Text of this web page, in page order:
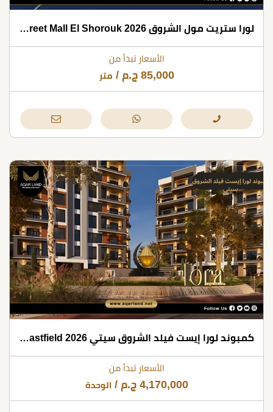
لورا ستريت مول الشروق 2026 Lora Street Mall El Shorouk
الأسعار تبدأ من
85,000 ج.م / متر
كمبوند لورا إيست فيلد الشروق سيتي 2026 Lora Eastfield
الأسعار تبدأ من
4,170,000 ج.م / الوحدة